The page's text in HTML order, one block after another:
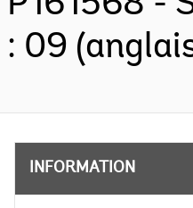
: 09
INFORMATION